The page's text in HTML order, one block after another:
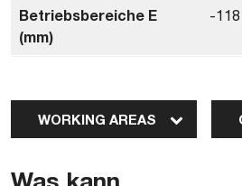
Betriebsbereiche E
(mm)
-118
WORKING AREAS